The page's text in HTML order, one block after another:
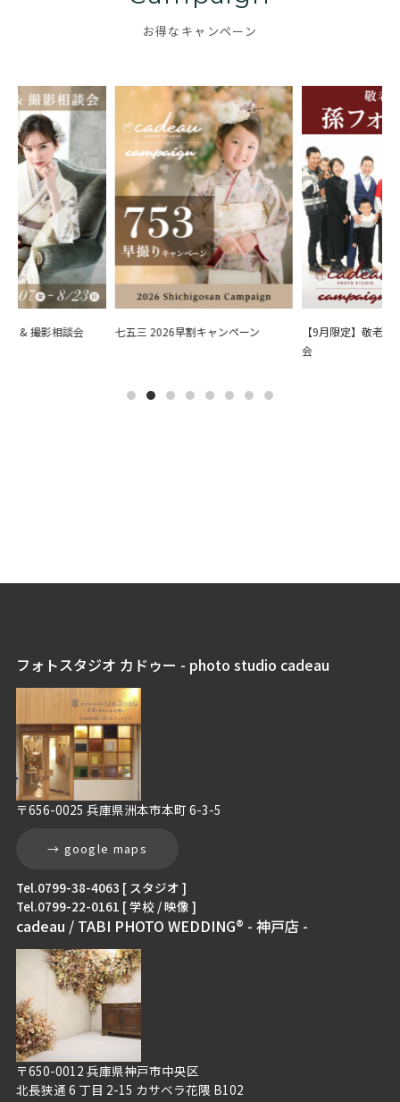
お得なキャンペーン
& 撮影相談会 七五三 2026早割キャンペーン
【9月限定】敬老の
会
フォトスタジオ カドゥー - photo studio cadeau
〒656-0025 兵庫県洲本市本町 6-3-5
→ google maps
Tel.0799-38-4063 [ スタジオ ]
Tel.0799-22-0161 [ 学校 / 映像 ]
cadeau / TABI PHOTO WEDDING® - 神戸店 -
〒650-0012 兵庫県神戸市中央区
北長狭通 6 丁目 2-15 カサベラ花隈 B102